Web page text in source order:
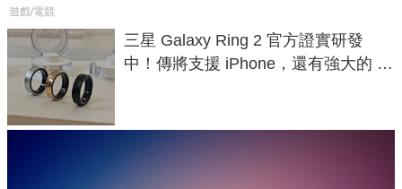
遊戲/電競
三星 Galaxy Ring 2 官方證實研發
中！傳將支援 iPhone，還有強大的 AI